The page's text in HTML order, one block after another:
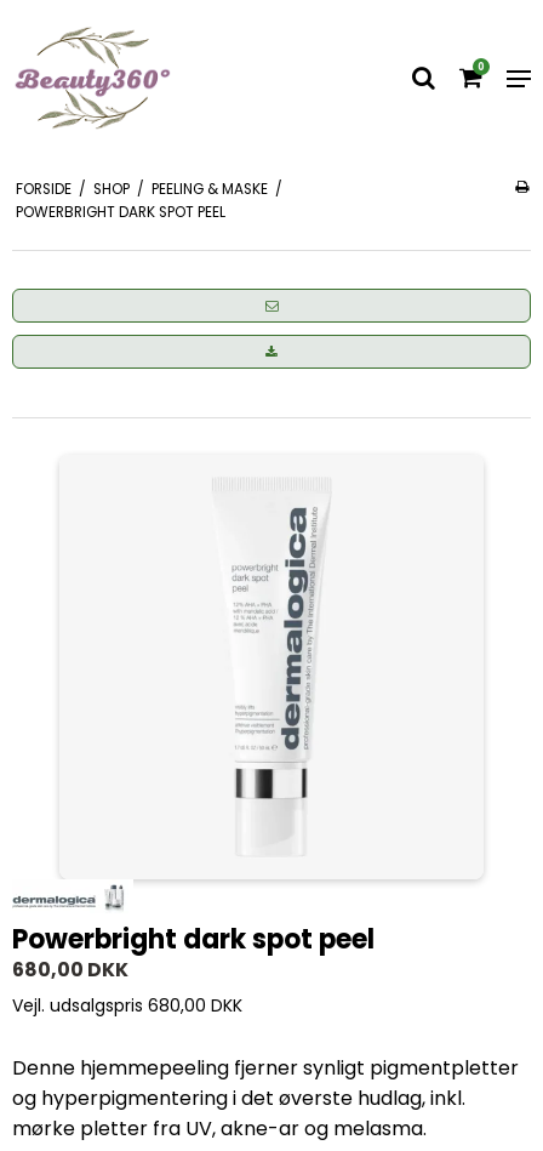
0
FORSIDE / SHOP / PEELING & MASKE /
POWERBRIGHT DARK SPOT PEEL
Powerbright dark spot peel
680,00 DKK
Vejl. udsalgspris 680,00 DKK
Denne hjemmepeeling fjerner synligt pigmentpletter
og hyperpigmentering i det øverste hudlag, inkl.
mørke pletter fra UV, akne-ar og melasma.